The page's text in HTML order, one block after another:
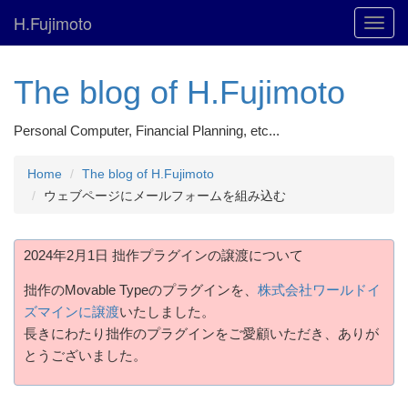
H.Fujimoto
The blog of H.Fujimoto
Personal Computer, Financial Planning, etc...
Home
The blog of H.Fujimoto
ウェブページにメールフォームを組み込む
2024年2月1日 拙作プラグインの譲渡について
拙作のMovable Typeのプラグインを、 株式会社ワールドイ
ズマインに譲渡いたしました。
長きにわたり拙作のプラグインをご愛顧いただき、ありが
とうございました。